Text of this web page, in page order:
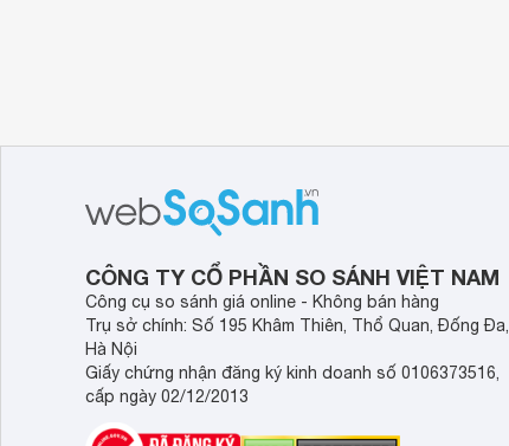
CÔNG TY CỔ PHẦN SO SÁNH VIỆT NAM
Công cụ so sánh giá online - Không bán hàng
Trụ sở chính: Số 195 Khâm Thiên, Thổ Quan, Đống Đa,
Hà Nội
Giấy chứng nhận đăng ký kinh doanh số 0106373516,
cấp ngày 02/12/2013